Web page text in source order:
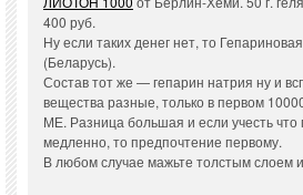
400 руб.
Ну если таких денег нет, то
(Беларусь).
Состав тот же — гепарин натрия ну и
вещества разные, только в первом
МЕ. Разница большая и если учесть что
медленно, то предпочтение первому.
В любом случае мажьте толстым слоем